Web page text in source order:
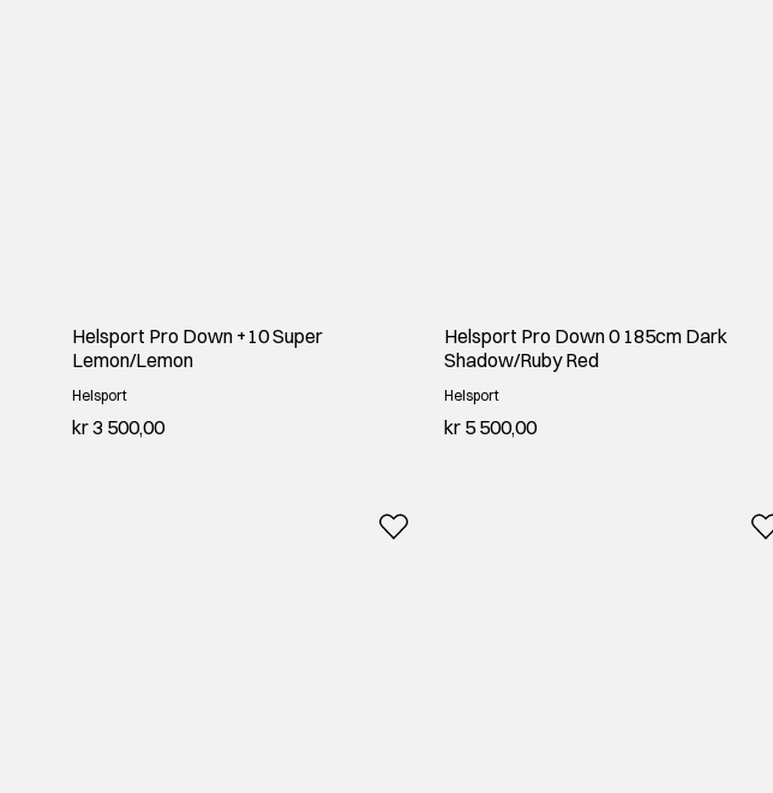
Helsport Pro Down +10 Super
Lemon/Lemon
Helsport
kr 3 500,00
Helsport Pro Down 0 185cm Dark
Shadow/Ruby Red
Helsport
kr 5 500,00